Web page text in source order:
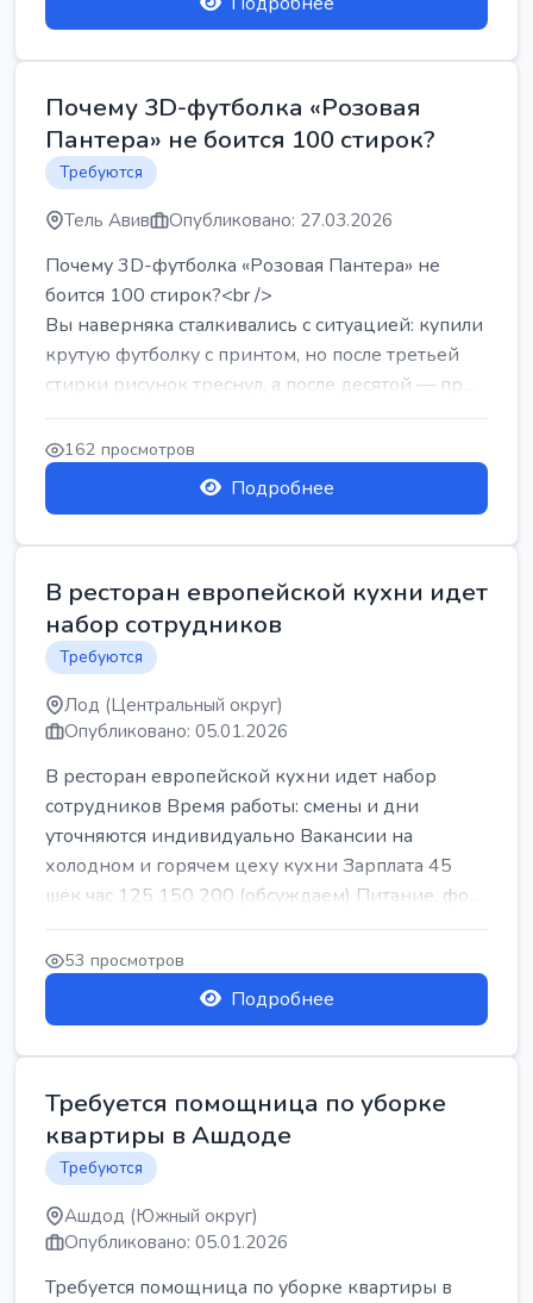
Почему 3D-футболка «Розовая
Пантера» не боится 100 стирок?
Требуются
Тель Авив Опубликовано: 27.03.2026
Почему 3D-футболка «Розовая Пантера» не
боится 100 стирок?<br />
Вы наверняка сталкивались с ситуацией: купили
крутую футболку с принтом, но после третьей
стирки рисунок треснул, а после десятой — пр...
162 просмотров
Подробнее
В ресторан европейской кухни идет
набор сотрудников
Требуются
Лод (Центральный округ)
Опубликовано: 05.01.2026
В ресторан европейской кухни идет набор
сотрудников Время работы: смены и дни
уточняются индивидуально Вакансии на
холодном и горячем цеху кухни Зарплата 45
шек час 125 150 200 (обсуждаем) Питание, фо...
53 просмотров
Подробнее
Требуется помощница по уборке
квартиры в Ашдоде
Требуются
Ашдод (Южный округ)
Опубликовано: 05.01.2026
Требуется помощница по уборке квартиры в